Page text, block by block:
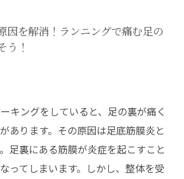
因を解消！ランニングで痛む足の
う！
キングをしていると、足の裏が痛く
あります。その原因は足底筋膜炎と
足裏にある筋膜が炎症を起こすこと
ってしまいます。しかし、整体を受